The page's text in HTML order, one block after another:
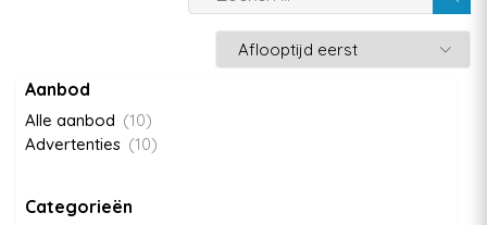
Aanbod
Alle aanbod (10)
Advertenties (10)
Categorieën